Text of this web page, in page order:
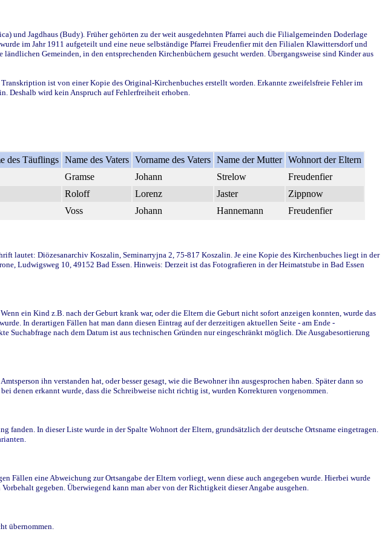
Jagdhaus (Budy). Früher gehörten zu der weit ausgedehnten Pfarrei auch die Filialgemeinden Doderlage
im Jahr 1911 aufgeteilt und eine neue selbständige Pfarrei Freudenfier mit den Filialen Klawittersdorf und
Gemeinden, in den entsprechenden Kirchenbüchern gesucht werden. Übergangsweise sind Kinder aus
ist von einer Kopie des Original-Kirchenbuches erstellt worden. Erkannte zweifelsfreie Fehler im
Deshalb wird kein Anspruch auf Fehlerfreiheit erhoben.
des Täuflings Name des Vaters Vorname des Vaters Name der Mutter Wohnort der Eltern
Gramse Johann Strelow
Freudenfier
Roloff Lorenz Jaster
Zippnow
Voss Johann Hannemann Freudenfier
lautet: Diözesanarchiv Koszalin, Seminarryjna 2, 75-817 Koszalin. Je eine Kopie des Kirchenbuches liegt in der
Ludwigsweg 10, 49152 Bad Essen. Hinweis: Derzeit ist das Fotografieren in der Heimatstube in Bad Essen
ein Kind z.B. nach der Geburt krank war, oder die Eltern die Geburt nicht sofort anzeigen konnten, wurde das
In derartigen Fällen hat man dann diesen Eintrag auf der derzeitigen aktuellen Seite - am Ende -
nach dem Datum ist aus technischen Gründen nur eingeschränkt möglich. Die Ausgabesortierung
ihn verstanden hat, oder besser gesagt, wie die Bewohner ihn ausgesprochen haben. Später dann so
denen erkannt wurde, dass die Schreibweise nicht richtig ist, wurden Korrekturen vorgenommen.
In dieser Liste wurde in der Spalte Wohnort der Eltern, grundsätzlich der deutsche Ortsname eingetragen.
Fällen eine Abweichung zur Ortsangabe der Eltern vorliegt, wenn diese auch angegeben wurde. Hierbei wurde
gegeben. Überwiegend kann man aber von der Richtigkeit dieser Angabe ausgehen.
übernommen.